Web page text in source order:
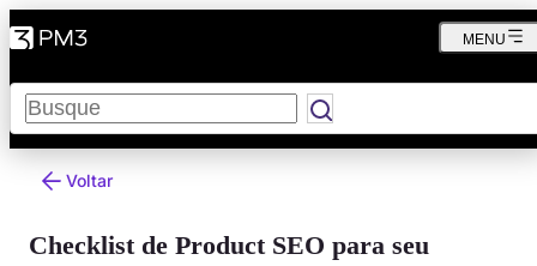
Pesquisar
MENU
Voltar
Checklist de Product SEO para seu